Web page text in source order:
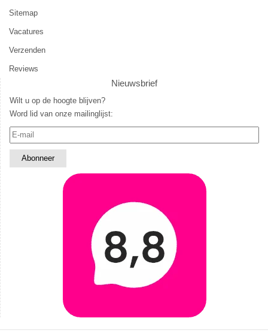
Sitemap
Vacatures
Verzenden
Reviews
Nieuwsbrief
Wilt u op de hoogte blijven?
Word lid van onze mailinglijst: